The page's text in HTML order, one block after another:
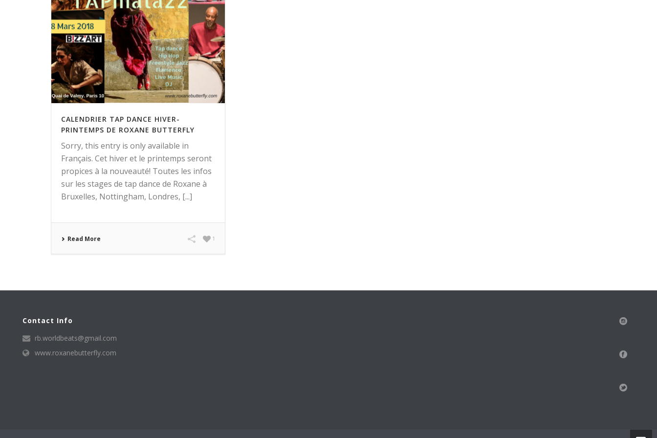
CALENDRIER TAP DANCE HIVER-
PRINTEMPS DE ROXANE BUTTERFLY
Sorry, this entry is only available in
Français. Cet hiver et le printemps seront
propices à la nouveauté! Toutes les infos
sur les stages de tap dance de Roxane à
Bruxelles, Nottingham, Londres, [...]
Read More 1
Contact Info
rb.worldbeats@gmail.com
www.roxanebutterfly.com